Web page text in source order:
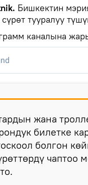
Бишкектин
тууралуу
каналына
жана
билетке
болгон
чаптоо